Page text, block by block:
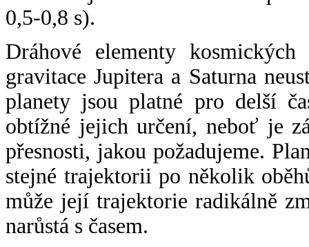
0,5-0,8 s).
Dráhové elementy
gravitace Jupitera a Saturna
planety jsou platné pro delší
obtížné jejich určení, neboť je
přesnosti, jakou požadujeme.
stejné trajektorii po několik
může její trajektorie radikálně
narůstá s časem.